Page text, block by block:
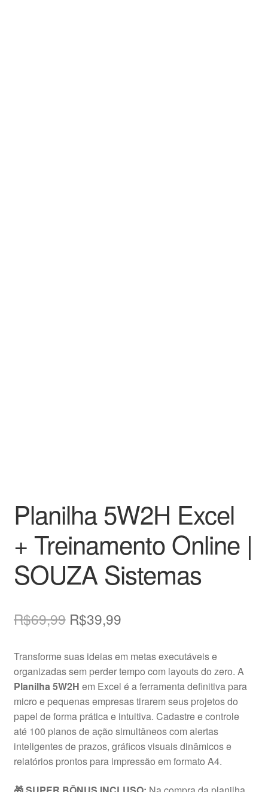
Planilha 5W2H Excel
+ Treinamento Online |
SOUZA Sistemas
R$69,99 O
original
era:
R$69,99.
R$39,99O
atual
é:
R$39,99.
Transforme suas ideias em metas executáveis e
organizadas sem perder tempo com layouts do zero. A
Planilha 5W2H em Excel é a ferramenta definitiva para
micro e pequenas empresas tirarem seus projetos do
papel de forma prática e intuitiva. Cadastre e controle
até 100 planos de ação simultâneos com alertas
inteligentes de prazos, gráficos visuais dinâmicos e
relatórios prontos para impressão em formato A4.